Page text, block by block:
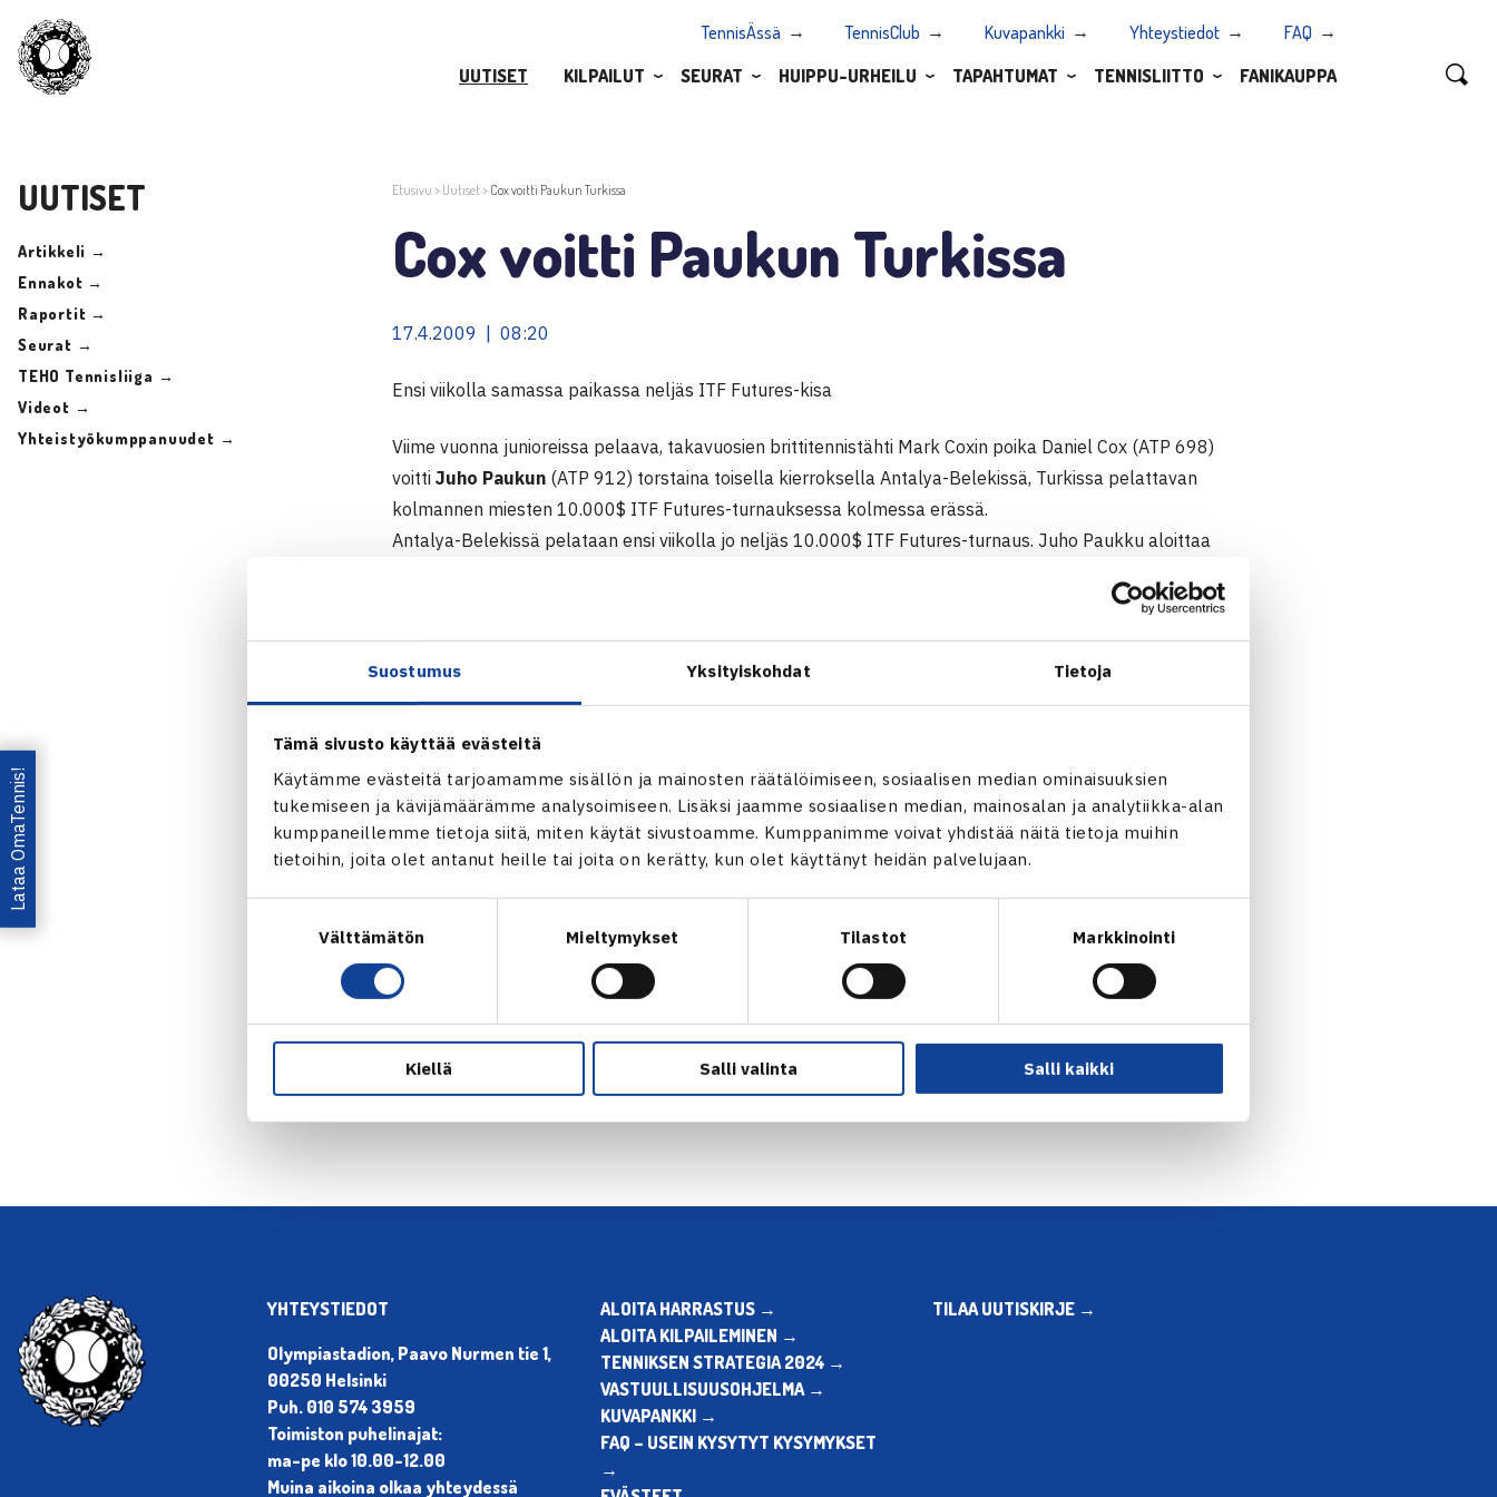
Suostumus Yksityiskohdat Tietoja
Tämä sivusto käyttää evästeitä
Käytämme evästeitä tarjoamamme sisällön ja mainosten räätälöimiseen, sosiaalisen median ominaisuuksien
tukemiseen ja kävijämäärämme analysoimiseen. Lisäksi jaamme sosiaalisen median, mainosalan ja analytiikka-alan
kumppaneillemme tietoja siitä, miten käytät sivustoamme. Kumppanimme voivat yhdistää näitä tietoja muihin
tietoihin, joita olet antanut heille tai joita on kerätty, kun olet käyttänyt heidän palvelujaan.
Välttämätön Mieltymykset Tilastot Markkinointi
Kiellä Salli valinta Salli kaikki
TennisÄssä TennisClub Kuvapankki Yhteystiedot
FAQ
UUTISET
KILPAILUT SEURAT HUIPPU-URHEILU TAPAHTUMAT TENNISLIITTO FANIKAUPPA
UUTISET
Artikkeli →
Ennakot →
Raportit →
Seurat →
TEHO Tennisliiga →
Videot →
Yhteistyökumppanuudet →
Etusivu > Uutiset> Cox voitti Paukun Turkissa
Cox voitti Paukun Turkissa
17.4.2009 | 08:20
Ensi viikolla samassa paikassa neljäs ITF Futures-kisa
Viime vuonna junioreissa pelaava, takavuosien brittitennistähti Mark Coxin poika Daniel Cox (ATP 698)
voitti Juho Paukun (ATP 912) torstaina toisella kierroksella Antalya-Belekissä, Turkissa pelattavan
kolmannen miesten 10.000$ ITF Futures-turnauksessa kolmessa erässä.
Antalya-Belekissä pelataan ensi viikolla jo neljäs 10.000$ ITF Futures-turnaus. Juho Paukku aloittaa
11.-19.4. Antalya-Belek, Turkki
Miesten ITF Futures-turnaus Antalya-Beleksissä
Jaa:
Seuraava uutinen: Laaksonen puolivälieriin Istresissä… →
Lataa OmaTennis!
YHTEYSTIEDOT
Olympiastadion, Paavo Nurmen tie 1,
00250 Helsinki
Puh. 010 574 3959
Toimiston puhelinajat:
ma-pe klo 10.00-12.00
Muina aikoina olkaa yhteydessä
ALOITA HARRASTUS →
ALOITA KILPAILEMINEN →
TENNIKSEN STRATEGIA 2024 →
VASTUULLISUUSOHJELMA →
KUVAPANKKI →
FAQ – USEIN KYSYTYT KYSYMYKSET
→
TILAA UUTISKIRJE →